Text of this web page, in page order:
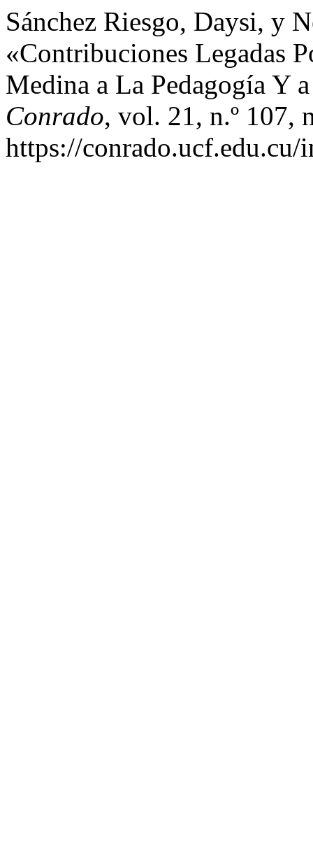
Sánchez Riesgo, Daysi, y
«Contribuciones Legadas
Medina a La Pedagogía Y
Conrado, vol. 21, n.º 107,
https://